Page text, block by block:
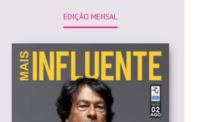
EDIÇÃO MENSAL